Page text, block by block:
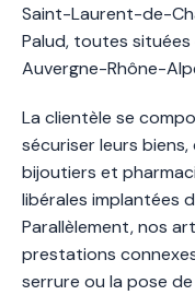
Saint-Laurent-de-
Palud, toutes situées
Auvergne-Rhône-
La clientèle se
sécuriser leurs
bijoutiers et
libérales implantées
Parallèlement, nos
prestations
serrure ou la pose